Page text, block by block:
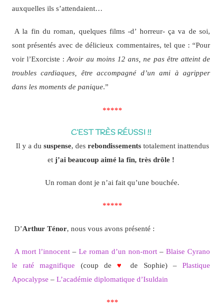
auxquelles ils s’attendaient…
A la fin du roman, quelques films -d’ horreur- ça va de soi,
sont présentés avec de délicieux commentaires, tel que : “Pour
voir l’Exorciste :Avoir au moins 12 ans, ne pas être atteint de
troubles cardiaques, être accompagné d’un ami à agripper
dans les moments de panique.”
*****
C’EST TRÈS RÉUSSI !!
Il y a du suspense, des rebondissementstotalement inattendus
et j’ai beaucoup aimé la fin, très drôle !
Un roman dont je n’ai fait qu’une bouchée.
*****
D’Arthur Ténor, nous vous avons présenté :
A mort l’innocent– Le roman d’un non-mort –Blaise Cyrano
le raté magnifique (coup de♥ de Sophie) –Plastique
Apocalypse – L’académie diplomatique d’Isuldain
***